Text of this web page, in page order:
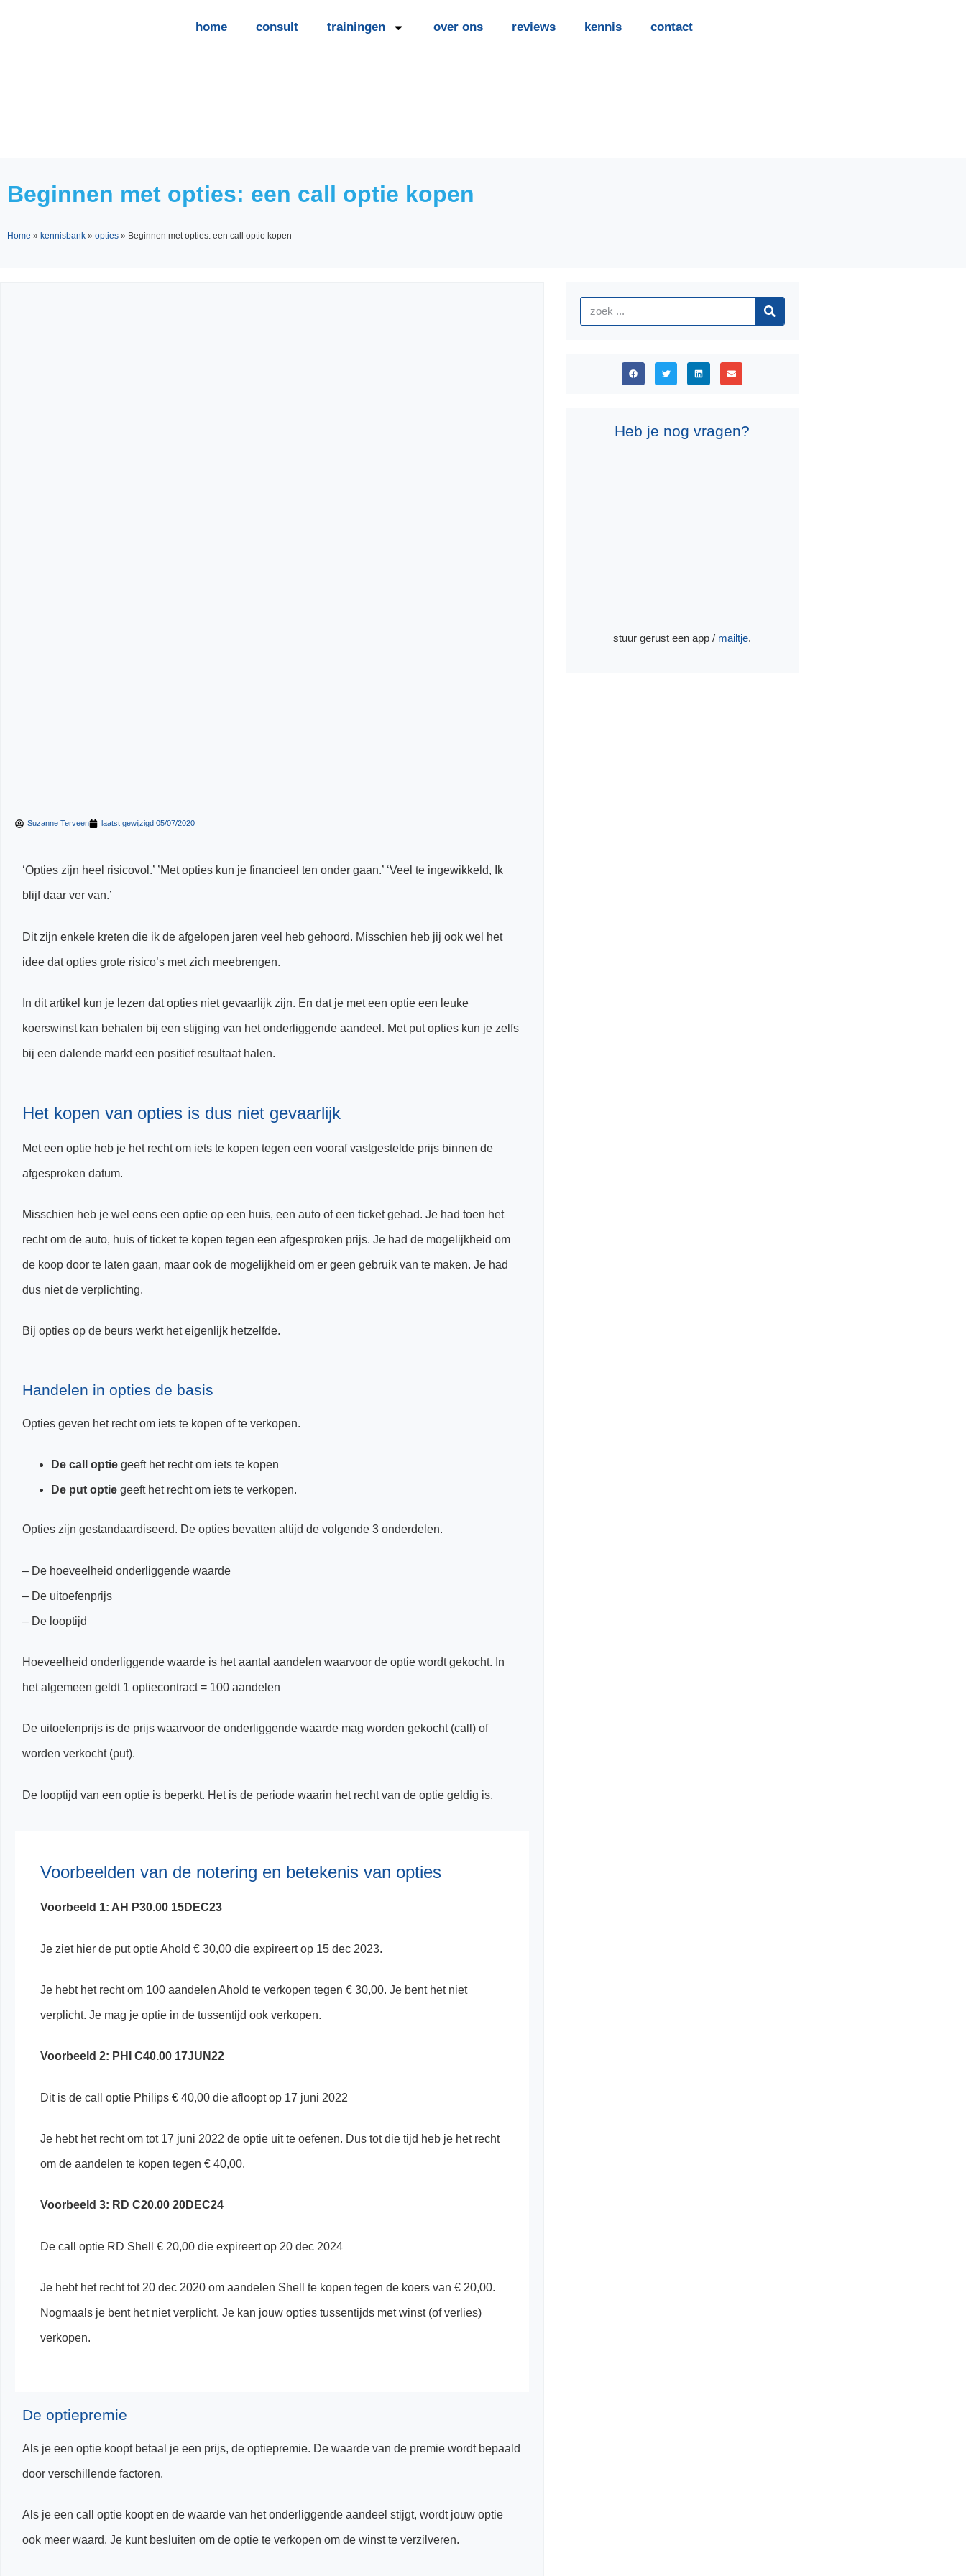
home consult trainingen over ons reviews kennis contact
Beginnen met opties: een call optie kopen
Home » kennisbank » opties » Beginnen met opties: een call optie kopen
Suzanne Terveen laatst gewijzigd 05/07/2020
‘Opties zijn heel risicovol.’ ’Met opties kun je financieel ten onder gaan.’ ‘Veel te ingewikkeld, Ik
blijf daar ver van.’
Dit zijn enkele kreten die ik de afgelopen jaren veel heb gehoord. Misschien heb jij ook wel het
idee dat opties grote risico’s met zich meebrengen.
In dit artikel kun je lezen dat opties niet gevaarlijk zijn. En dat je met een optie een leuke
koerswinst kan behalen bij een stijging van het onderliggende aandeel. Met put opties kun je zelfs
bij een dalende markt een positief resultaat halen.
Het kopen van opties is dus niet gevaarlijk
Met een optie heb je het recht om iets te kopen tegen een vooraf vastgestelde prijs binnen de
afgesproken datum.
Misschien heb je wel eens een optie op een huis, een auto of een ticket gehad. Je had toen het
recht om de auto, huis of ticket te kopen tegen een afgesproken prijs. Je had de mogelijkheid om
de koop door te laten gaan, maar ook de mogelijkheid om er geen gebruik van te maken. Je had
dus niet de verplichting.
Bij opties op de beurs werkt het eigenlijk hetzelfde.
Handelen in opties de basis
Opties geven het recht om iets te kopen of te verkopen.
De call optie geeft het recht om iets te kopen
De put optie geeft het recht om iets te verkopen.
Opties zijn gestandaardiseerd. De opties bevatten altijd de volgende 3 onderdelen.
– De hoeveelheid onderliggende waarde
– De uitoefenprijs
– De looptijd
Hoeveelheid onderliggende waarde is het aantal aandelen waarvoor de optie wordt gekocht. In
het algemeen geldt 1 optiecontract = 100 aandelen
De uitoefenprijs is de prijs waarvoor de onderliggende waarde mag worden gekocht (call) of
worden verkocht (put).
De looptijd van een optie is beperkt. Het is de periode waarin het recht van de optie geldig is.
Voorbeelden van de notering en betekenis van opties
Voorbeeld 1: AH P30.00 15DEC23
Je ziet hier de put optie Ahold € 30,00 die expireert op 15 dec 2023.
Je hebt het recht om 100 aandelen Ahold te verkopen tegen € 30,00. Je bent het niet
verplicht. Je mag je optie in de tussentijd ook verkopen.
Voorbeeld 2: PHI C40.00 17JUN22
Dit is de call optie Philips € 40,00 die afloopt op 17 juni 2022
Je hebt het recht om tot 17 juni 2022 de optie uit te oefenen. Dus tot die tijd heb je het recht
om de aandelen te kopen tegen € 40,00.
Voorbeeld 3: RD C20.00 20DEC24
De call optie RD Shell € 20,00 die expireert op 20 dec 2024
Je hebt het recht tot 20 dec 2020 om aandelen Shell te kopen tegen de koers van € 20,00.
Nogmaals je bent het niet verplicht. Je kan jouw opties tussentijds met winst (of verlies)
verkopen.
De optiepremie
Als je een optie koopt betaal je een prijs, de optiepremie. De waarde van de premie wordt bepaald
door verschillende factoren.
Als je een call optie koopt en de waarde van het onderliggende aandeel stijgt, wordt jouw optie
ook meer waard. Je kunt besluiten om de optie te verkopen om de winst te verzilveren.
Heb je nog vragen?
stuur gerust een app / mailtje.